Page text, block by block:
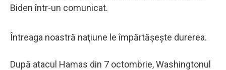
Biden într-un comunicat.
Întreaga noastră naţiune le împărtăşeşte durerea.
După atacul Hamas din 7 octombrie, Washingtonul